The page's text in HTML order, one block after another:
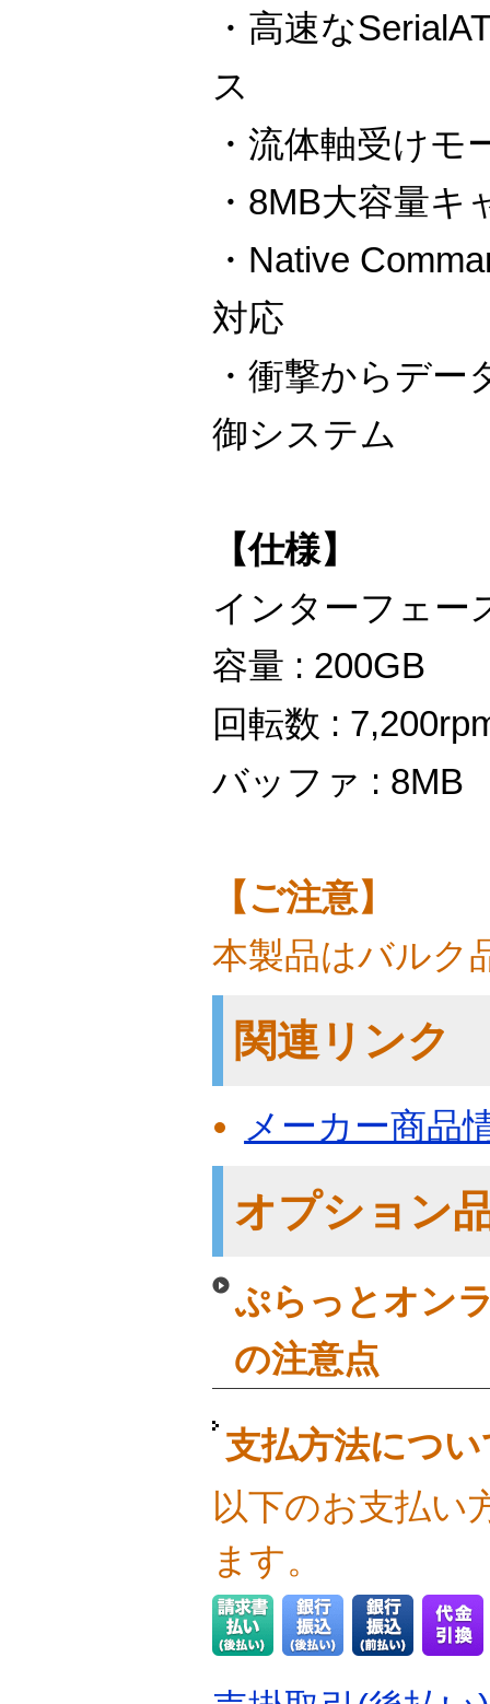
・高速な
ス
・流体軸受けモ
・8MB大容量キ
・Native
対応
・衝撃からデー
御システム
【仕様】
インターフェー
容量 : 200GB
回転数 :
バッファ : 8MB
【ご注意】
本製品はバルク
関連リンク
メーカー商品
オプション
ぷらっとオン
の注意点
支払方法につい
以下のお支払い
ます。